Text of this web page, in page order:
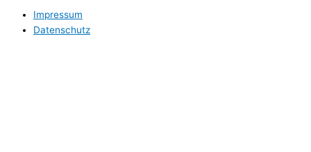
Impressum
Datenschutz